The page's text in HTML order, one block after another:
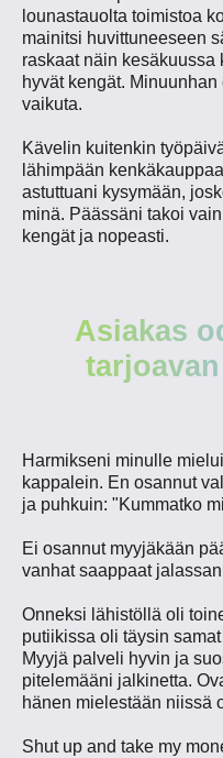
lounastauolta toimistoa
mainitsi huvittuneeseen
raskaat näin kesäkuussa
hyvät kengät.
vaikuta.
Kävelin kuitenkin
lähimpään
astuttuani kysymään,
minä. Päässäni takoi
kengät ja nopeasti.
Asiakas
Harmikseni minulle
kappalein. En osannut
ja puhkuin: "Kummatko
Ei osannut myyjäkään
vanhat saappaat
Onneksi lähistöllä oli
putiikissa oli täysin
Myyjä palveli hyvin ja
pitelemääni jalkinetta.
hänen mielestään niissä
Shut up and take my